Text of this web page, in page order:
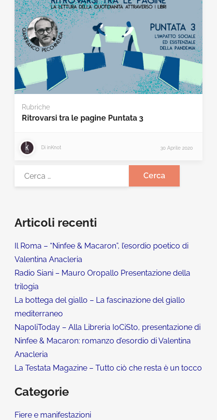
Rubriche
Ritrovarsi tra le pagine Puntata 3
Di inKnot 30 Aprile 2020
Articoli recenti
Il Roma – “Ninfee & Macaron”, l’esordio poetico di
Valentina Anacleria
Radio Siani – Mauro Oropallo Presentazione della
trilogia
La bottega del giallo – La fascinazione del giallo
mediterraneo
NapoliToday – Alla Libreria IoCiSto, presentazione di
Ninfee & Macaron: romanzo d’esordio di Valentina
Anacleria
La Testata Magazine – Tutto ciò che resta è un tocco
Categorie
Fiere e manifestazioni